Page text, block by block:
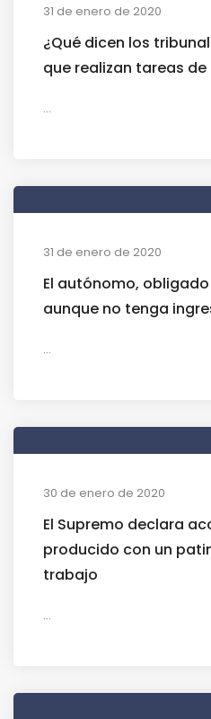
31 de enero de 2020
¿Qué dicen los
que realizan tareas
...
31 de enero de 2020
El autónomo,
aunque no tenga
...
30 de enero de 2020
El Supremo declara
producido con un
trabajo
...